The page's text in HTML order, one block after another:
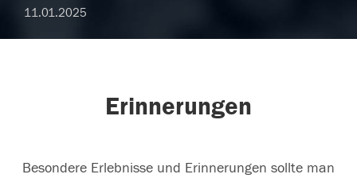
11.01.2025
Erinnerungen
Besondere Erlebnisse und Erinnerungen sollte man